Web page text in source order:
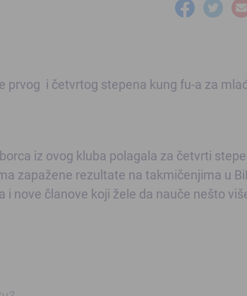
prvog i četvrtog stepena kung fu-a za
iz ovog kluba polagala za četvrti
zapažene rezultate na takmičenjima u
nove članove koji žele da nauče nešto